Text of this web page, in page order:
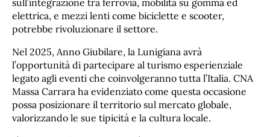
sull’integrazione tra ferrovia, mobilità su gomma ed
elettrica, e mezzi lenti come biciclette e scooter,
potrebbe rivoluzionare il settore.
Nel 2025, Anno Giubilare, la Lunigiana avrà
l’opportunità di partecipare al turismo esperienziale
legato agli eventi che coinvolgeranno tutta l’Italia. CNA
Massa Carrara ha evidenziato come questa occasione
possa posizionare il territorio sul mercato globale,
valorizzando le sue tipicità e la cultura locale.